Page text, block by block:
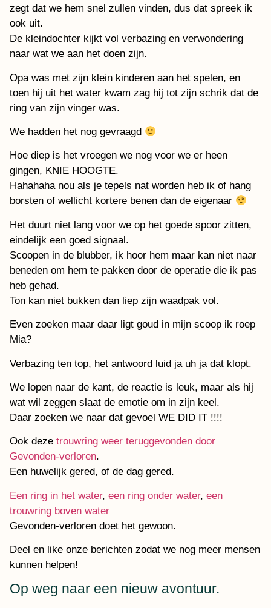
zegt dat we hem snel zullen vinden, dus dat spreek ik
ook uit.
De kleindochter kijkt vol verbazing en verwondering
naar wat we aan het doen zijn.
Opa was met zijn klein kinderen aan het spelen, en
toen hij uit het water kwam zag hij tot zijn schrik dat de
ring van zijn vinger was.
We hadden het nog gevraagd
Hoe diep is het vroegen we nog voor we er heen
gingen, KNIE HOOGTE.
Hahahaha nou als je tepels nat worden heb ik of hang
borsten of wellicht kortere benen dan de eigenaar
Het duurt niet lang voor we op het goede spoor zitten,
eindelijk een goed signaal.
Scoopen in de blubber, ik hoor hem maar kan niet naar
beneden om hem te pakken door de operatie die ik pas
heb gehad.
Ton kan niet bukken dan liep zijn waadpak vol.
Even zoeken maar daar ligt goud in mijn scoop ik roep
Mia?
Verbazing ten top, het antwoord luid ja uh ja dat klopt.
We lopen naar de kant, de reactie is leuk, maar als hij
wat wil zeggen slaat de emotie om in zijn keel.
Daar zoeken we naar dat gevoel WE DID IT !!!!
Ook deze trouwring weer teruggevonden door
Gevonden-verloren.
Een huwelijk gered, of de dag gered.
Een ring in het water, een ring onder water, een
trouwring boven water
Gevonden-verloren doet het gewoon.
Deel en like onze berichten zodat we nog meer mensen
kunnen helpen!
Op weg naar een nieuw avontuur.